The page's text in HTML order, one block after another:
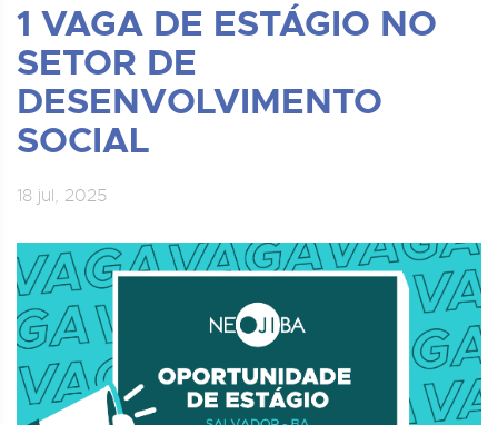
1 VAGA DE ESTÁGIO NO
SETOR DE
DESENVOLVIMENTO
SOCIAL
18 jul, 2025